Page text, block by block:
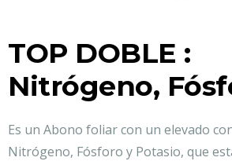
TOP DOBLE :
Nitrógeno,
Es un Abono foliar con un elevado
Nitrógeno, Fósforo y Potasio, que